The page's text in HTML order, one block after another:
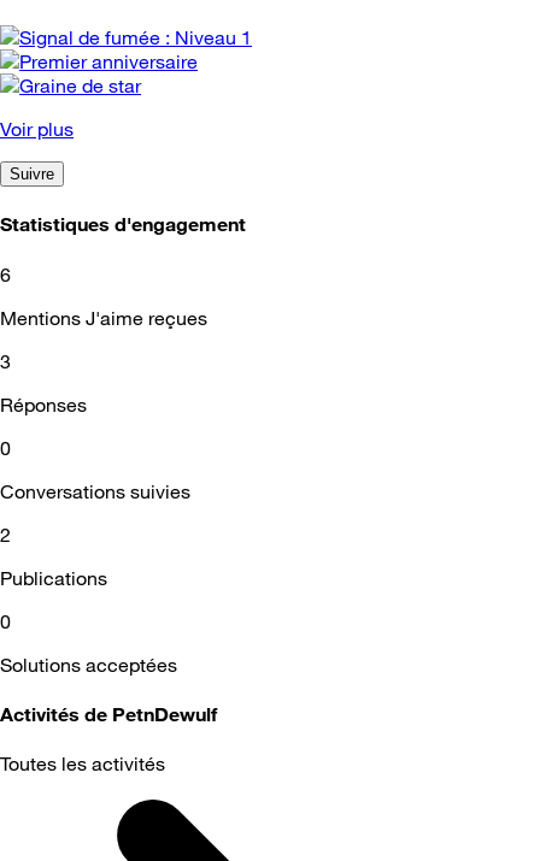
Voir plus
Suivre
Statistiques d'engagement
6
Mentions J'aime reçues
3
Réponses
0
Conversations suivies
2
Publications
0
Solutions acceptées
Activités de PetnDewulf
Toutes les activités